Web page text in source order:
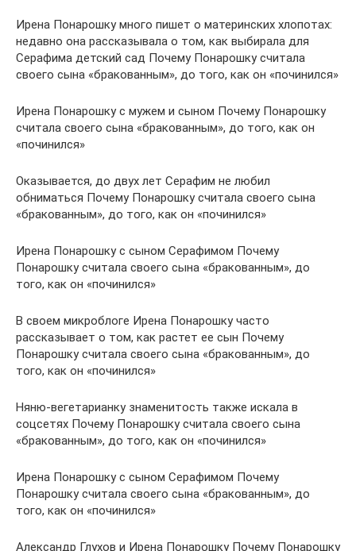
Ирена Понарошку много пишет о материнских хлопотах:
недавно она рассказывала о том, как выбирала для
Серафима детский сад Почему Понарошку считала
своего сына «бракованным», до того, как он «починился»
Ирена Понарошку с мужем и сыном Почему Понарошку
считала своего сына «бракованным», до того, как он
«починился»
Оказывается, до двух лет Серафим не любил
обниматься Почему Понарошку считала своего сына
«бракованным», до того, как он «починился»
Ирена Понарошку с сыном Серафимом Почему
Понарошку считала своего сына «бракованным», до
того, как он «починился»
В своем микроблоге Ирена Понарошку часто
рассказывает о том, как растет ее сын Почему
Понарошку считала своего сына «бракованным», до
того, как он «починился»
Няню-вегетарианку знаменитость также искала в
соцсетях Почему Понарошку считала своего сына
«бракованным», до того, как он «починился»
Ирена Понарошку с сыном Серафимом Почему
Понарошку считала своего сына «бракованным», до
того, как он «починился»
Александр Глухов и Ирена Понарошку Почему Понарошку